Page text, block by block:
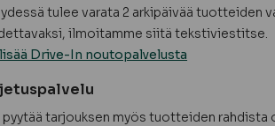
tulee varata 2 arkipäivää tuotteiden
ilmoitamme siitä tekstiviestitse.
Drive-In noutopalvelusta
tarjouksen myös tuotteiden